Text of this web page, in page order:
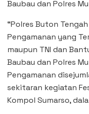
Baubau dan Polres
“Polres Buton
Pengamanan yang
maupun TNI dan
Baubau dan Polres
Pengamanan
sekitaran kegiatan
Kompol Sumarso,